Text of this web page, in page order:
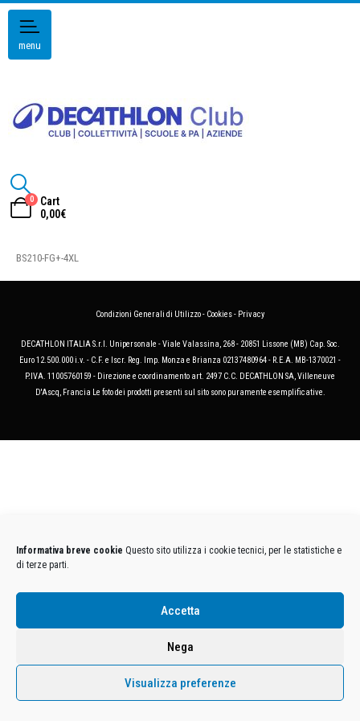
Informativa breve cookie Questo sito utilizza i cookie tecnici, per le statistiche e
di terze parti.
Accetta
Nega
Visualizza preferenze
menu
0
Cart
0,00€
BS210-FG+-4XL
Condizioni Generali di Utilizzo- Cookies- Privacy
DECATHLON ITALIA S.r.l. Unipersonale - Viale Valassina, 268 - 20851 Lissone (MB) Cap. Soc.
Euro 12.500.000 i.v. - C.F. e Iscr. Reg. Imp. Monza e Brianza 02137480964 - R.E.A. MB-1370021 -
P.IVA. 11005760159 - Direzione e coordinamento art. 2497 C.C. DECATHLON SA, Villeneuve
D'Ascq, Francia Le foto dei prodotti presenti sul sito sono puramente esemplificative.